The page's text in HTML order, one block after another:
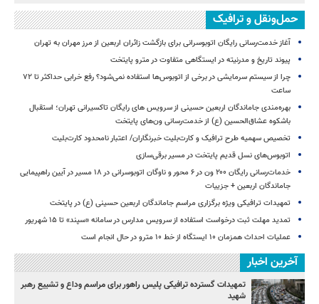
حمل‌ونقل و ترافیک
آغاز خدمت‌رسانی رایگان اتوبوسرانی برای بازگشت زائران اربعین از مرز مهران به تهران
پیوند تاریخ و مدرنیته در ایستگاهی متفاوت در مترو پایتخت
چرا از سیستم سرمایشی در برخی از اتوبوس‌ها استفاده نمی‌شود؟ رفع خرابی حداکثر تا ۷۲
ساعت
بهره‌مندی جاماندگان اربعین حسینی از سرویس‌ های رایگان تاکسیرانی تهران؛ استقبال
باشکوه عشاق‌الحسین (ع) از خدمت‌رسانی ون‌های پایتخت
تخصیص سهمیه طرح ترافیک و کارت‌بلیت خبرنگاران/ اعتبار نامحدود کارت‌بلیت
اتوبوس‌های نسل قدیم پایتخت در مسیر برقی‌سازی
خدمات‌رسانی رایگان ۲۰۰ ون در ۶ محور و ناوگان اتوبوسرانی در ۱۸ مسیر در آیین راهپیمایی
جاماندگان اربعین + جزییات
تمهیدات ترافیکی ویژه برگزاری مراسم جاماندگان اربعین حسینی (ع) در پایتخت
تمدید مهلت ثبت درخواست استفاده از سرویس مدارس در سامانه «سپند» تا ۱۵ شهریور
عملیات احداث همزمان ۱۰ ایستگاه از خط ۱۰ مترو در حال انجام است
آخرین اخبار
تمهیدات گسترده ترافیکی پلیس راهور برای مراسم وداع و تشییع رهبر
شهید